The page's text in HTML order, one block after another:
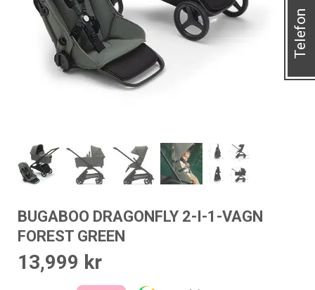
BUGABOO DRAGONFLY 2-I-1-VAGN
FOREST GREEN
13,999 kr
Telefon